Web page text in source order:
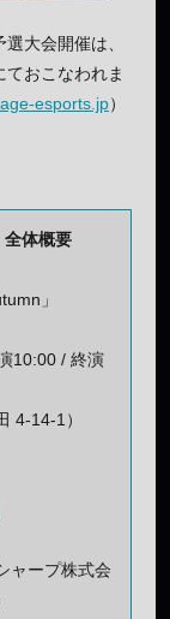
大会開催は、
おこなわれま
esports.jp）
体概要
」
10:00 / 終演
4-14-1）
ャープ株式会